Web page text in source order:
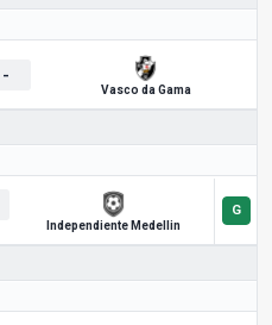
-
Vasco da Gama
Independiente Medellin